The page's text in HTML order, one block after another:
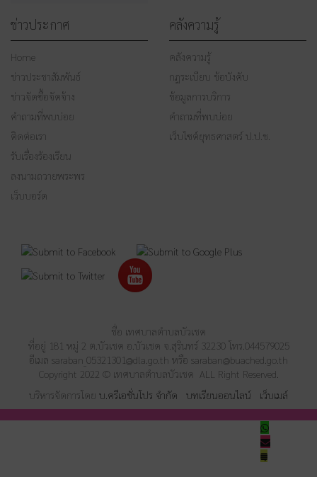
ข่าวประกาศ
Home
ข่าวประชาสัมพันธ์
ข่าวจัดซื้อจัดจ้าง
คำถามที่พบบ่อย
ติดต่อเรา
รับเรื่องร้องเรียน
ลงนามถวายพระพร
เว็บบอร์ด
คลังความรู้
คลังความรู้
กฎระเบียบ ข้อบังคับ
ข้อมูลการบริการ
คำถามที่พบบ่อย
เว็บไซต์ยุทธศาสตร์ ป.ป.ช.
ชื่อ เทศบาลตำบลบัวเชด
ที่อยู่ 181 หมู่ 2 ต.บัวเชด อ.บัวเชด จ.สุรินทร์ 32230 โทร.044579025
อีเมล saraban_05321301@dla.go.th หรือ saraban@buached.go.th
Copyright 2022 © เทศบาลตำบลบัวเชด ALL Right Reserved.
บริหารจัดการโดย บ.ครีเอชั่นโปร จำกัด บทเรียนออนไลน์ เว็บเมล์